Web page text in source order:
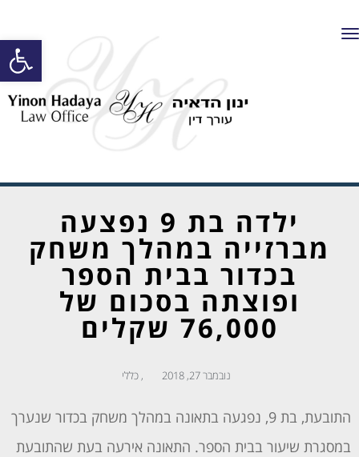
פתח תפריט
ילדה בת 9 נפצעה
מברזייה במהלך משחק
בכדור בבית הספר
ופוצתה בסכום של
76,000 שקלים
נובמבר 27, 2018 , כללי
התובעת, בת 9, נפגעה בתאונה במהלך משחק בכדור שנערך
במסגרת שיעור בבית הספר. התאונה אירעה בעת שהתובעת